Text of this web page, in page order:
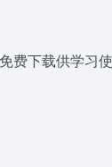
费下载供学习